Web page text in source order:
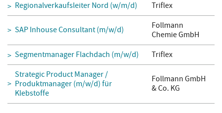
Regionalverkaufsleiter Nord (w/m/d) Triflex
SAP Inhouse Consultant (m/w/d)
Follmann
Chemie GmbH
Segmentmanager Flachdach (m/w/d)
Triflex
Strategic Product Manager /
Produktmanager (m/w/d) für
Klebstoffe
Follmann GmbH
& Co. KG